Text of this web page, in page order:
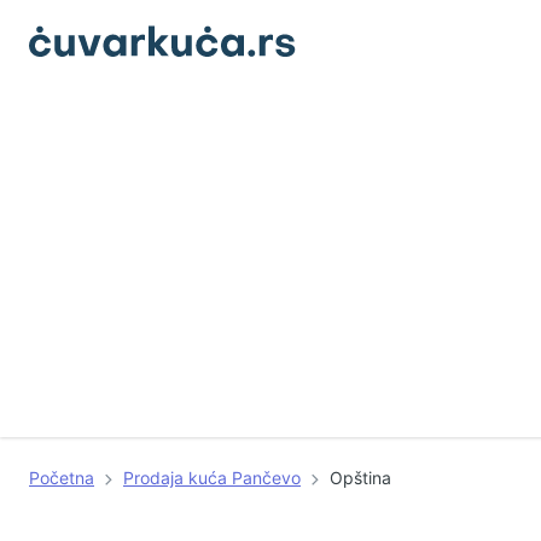
Početna Prodaja kuća Pančevo Opština